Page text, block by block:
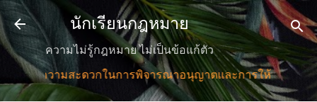
ข้ามไปที่เนื้อหาหลัก
นักเรียนกฎหมาย
ความไม่รู้กฎหมาย ไม่เป็นข้อแก้ตัว
วามสะดวกในการพิจารณาอนุญาตและการให้บริการแก่ประช